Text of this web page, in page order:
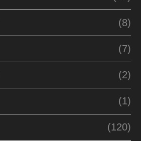
(8)
(7)
(2)
(1)
(120)